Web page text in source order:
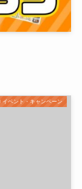
イベント・キャンペーン